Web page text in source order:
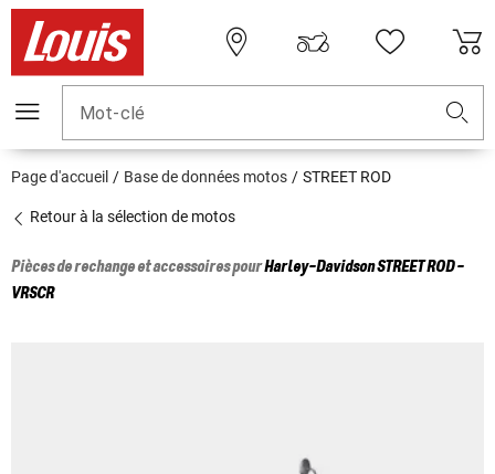
Mot-clé
Page d'accueil Base de données motos STREET ROD
Retour à la sélection de motos
Pièces de rechange et accessoires pourHarley-DavidsonSTREET ROD -
VRSCR